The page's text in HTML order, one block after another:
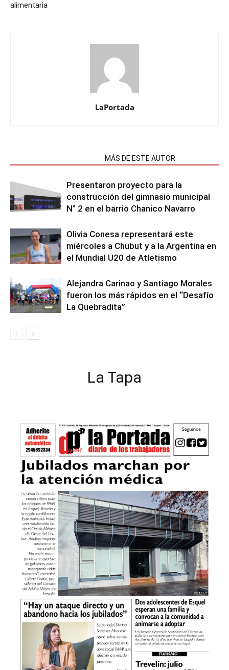
alimentaria
LaPortada
MÁS DE ESTE AUTOR
Presentaron proyecto para la
construcción del gimnasio municipal
N° 2 en el barrio Chanico Navarro
Olivia Conesa representará este
miércoles a Chubut y a la Argentina en
el Mundial U20 de Atletismo
Alejandra Carinao y Santiago Morales
fueron los más rápidos en el “Desafío
La Quebradita”
La Tapa